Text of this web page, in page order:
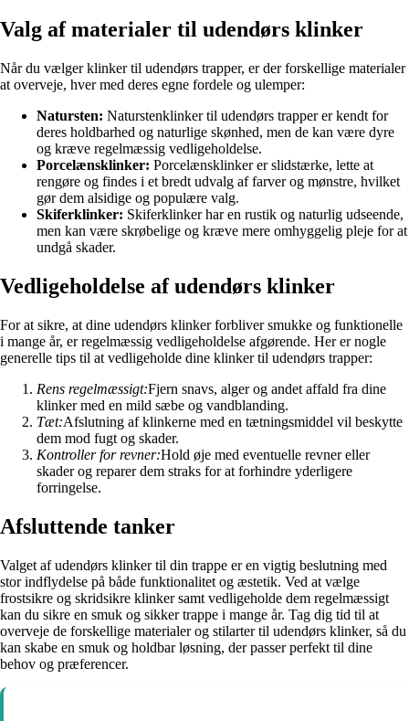
Valg af materialer til udendørs klinker
Når du vælger klinker til udendørs trapper, er der forskellige materialer
at overveje, hver med deres egne fordele og ulemper:
Natursten: Naturstenklinker til udendørs trapper er kendt for
deres holdbarhed og naturlige skønhed, men de kan være dyre
og kræve regelmæssig vedligeholdelse.
Porcelænsklinker: Porcelænsklinker er slidstærke, lette at
rengøre og findes i et bredt udvalg af farver og mønstre, hvilket
gør dem alsidige og populære valg.
Skiferklinker: Skiferklinker har en rustik og naturlig udseende,
men kan være skrøbelige og kræve mere omhyggelig pleje for at
undgå skader.
Vedligeholdelse af udendørs klinker
For at sikre, at dine udendørs klinker forbliver smukke og funktionelle
i mange år, er regelmæssig vedligeholdelse afgørende. Her er nogle
generelle tips til at vedligeholde dine klinker til udendørs trapper:
Rens regelmæssigt:Fjern snavs, alger og andet affald fra dine
klinker med en mild sæbe og vandblanding.
Tæt:Afslutning af klinkerne med en tætningsmiddel vil beskytte
dem mod fugt og skader.
Kontroller for revner:Hold øje med eventuelle revner eller
skader og reparer dem straks for at forhindre yderligere
forringelse.
Afsluttende tanker
Valget af udendørs klinker til din trappe er en vigtig beslutning med
stor indflydelse på både funktionalitet og æstetik. Ved at vælge
frostsikre og skridsikre klinker samt vedligeholde dem regelmæssigt
kan du sikre en smuk og sikker trappe i mange år. Tag dig tid til at
overveje de forskellige materialer og stilarter til udendørs klinker, så du
kan skabe en smuk og holdbar løsning, der passer perfekt til dine
behov og præferencer.